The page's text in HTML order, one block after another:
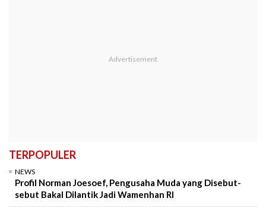
TERPOPULER
NEWS
Profil Norman Joesoef, Pengusaha Muda yang Disebut-
sebut Bakal Dilantik Jadi Wamenhan RI